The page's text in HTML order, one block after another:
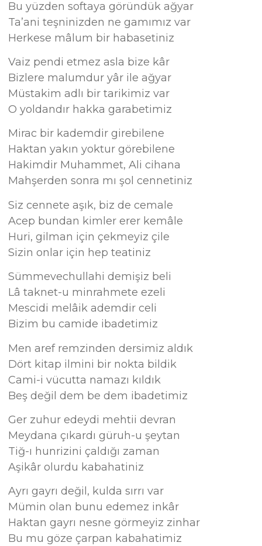
Bu yüzden softaya göründük ağyar
Ta’ani teşninizden ne gamımız var
Herkese mâlum bir habasetiniz
Vaiz pendi etmez asla bize kâr
Bizlere malumdur yâr ile ağyar
Müstakim adlı bir tarikimiz var
O yoldandır hakka garabetimiz
Mirac bir kademdir girebilene
Haktan yakın yoktur görebilene
Hakimdir Muhammet, Ali cihana
Mahşerden sonra mı şol cennetiniz
Siz cennete aşık, biz de cemale
Acep bundan kimler erer kemâle
Huri, gilman için çekmeyiz çile
Sizin onlar için hep teatiniz
Sümmevechullahi demişiz beli
Lâ taknet-u minrahmete ezeli
Mescidi melâik ademdir celi
Bizim bu camide ibadetimiz
Men aref remzinden dersimiz aldık
Dört kitap ilmini bir nokta bildik
Cami-i vücutta namazı kıldık
Beş değil dem be dem ibadetimiz
Ger zuhur edeydi mehtii devran
Meydana çıkardı güruh-u şeytan
Tiğ-ı hunrizini çaldığı zaman
Aşikâr olurdu kabahatiniz
Ayrı gayrı değil, kulda sırrı var
Mümin olan bunu edemez inkâr
Haktan gayrı nesne görmeyiz zinhar
Bu mu göze çarpan kabahatimiz